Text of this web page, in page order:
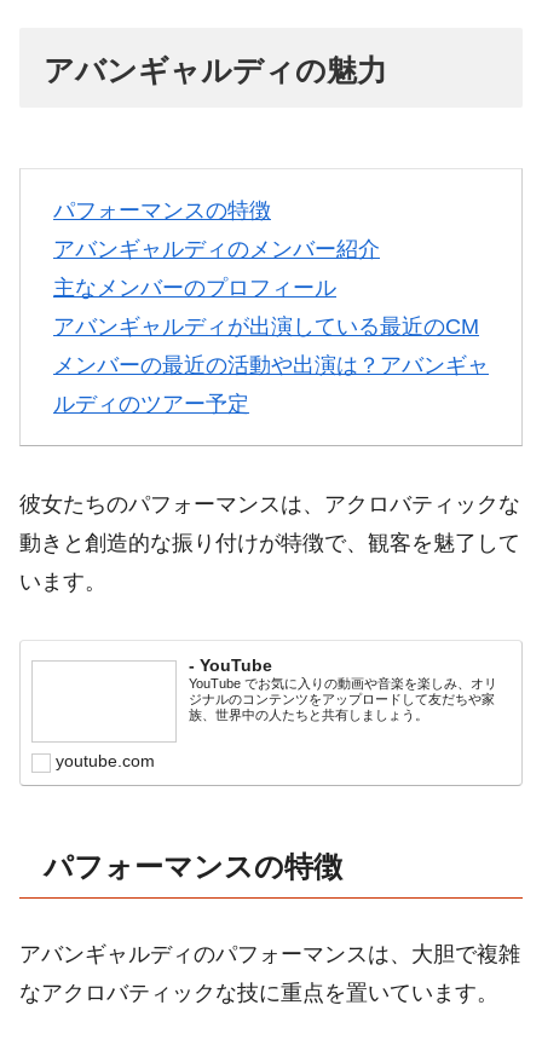
アバンギャルディの魅力
パフォーマンスの特徴
アバンギャルディのメンバー紹介
主なメンバーのプロフィール
アバンギャルディが出演している最近のCM
メンバーの最近の活動や出演は？ アバンギャ
ルディのツアー予定
彼女たちのパフォーマンスは、アクロバティックな
動きと創造的な振り付けが特徴で、観客を魅了して
います。
- YouTube
YouTube でお気に入りの動画や音楽を楽しみ、オリ
ジナルのコンテンツをアップロードして友だちや家
族、世界中の人たちと共有しましょう。
youtube.com
パフォーマンスの特徴
アバンギャルディのパフォーマンスは、大胆で複雑
なアクロバティックな技に重点を置いています。